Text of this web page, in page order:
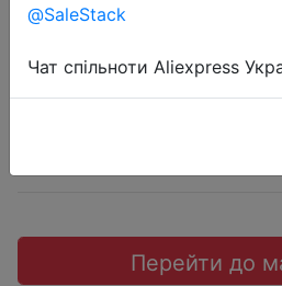
Перейти до
@SaleStack
Чат спільноти Aliexpress